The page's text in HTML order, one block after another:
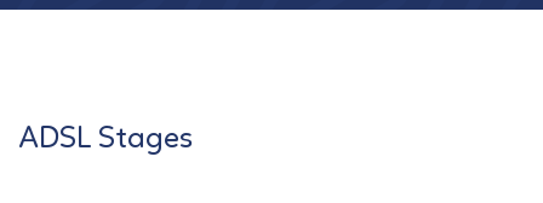
ADSL Stages